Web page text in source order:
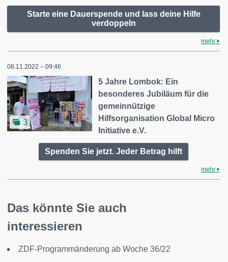
Starte eine Dauerspende und lass deine Hilfe
verdoppeln
mehr
08.11.2022 – 09:46
3
5 Jahre Lombok: Ein
besonderes Jubiläum für die
gemeinnützige
Hilfsorganisation Global Micro
Initiative e.V.
Spenden Sie jetzt. Jeder Betrag hilft
mehr
Das könnte Sie auch
interessieren
ZDF-Programmänderung ab Woche 36/22